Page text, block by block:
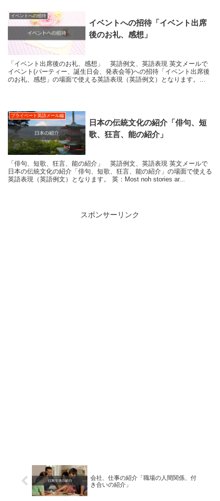
イベントへの招待
イベントへの招待「イベント出席
後のお礼、感想」
「イベント出席後のお礼、感想」 英語例文、英語表現 英文メールで
イベント(パーティー、誕生日会、発表会等)への招待「イベント出席後
のお礼、感想」の場面で使える英語表現（英語例文）となります。
プライベート英語メール編
日本の伝統文化の紹介「俳句、短
歌、狂言、能の紹介」
「俳句、短歌、狂言、能の紹介」 英語例文、英語表現 英文メールで
日本の伝統文化の紹介「俳句、短歌、狂言、能の紹介」の場面で使える
英語表現（英語例文）となります。 英：Most noh stories ar...
スポンサーリンク
会社、仕事の紹介「職場の人間関係、付
き合いの紹介」